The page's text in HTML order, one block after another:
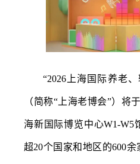
“2026上海国际养老
（简称“上海老博会”）将
海新国际博览中心W1-
超20个国家和地区的600